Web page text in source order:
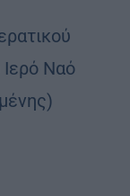
Ιερό Ναό